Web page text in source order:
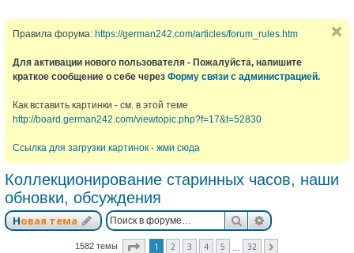
Правила форума: https://german242.com/articles/forum_rules.htm
Для активации нового пользователя - Пожалуйста, напишите
краткое сообщение о себе через Форму связи с администрацией.
Как вставить картинки - см. в этой теме
http://board.german242.com/viewtopic.php?f=17&t=52830
Ссылка для загрузки картинок - жми сюда
Коллекционирование старинных часов, наши
обновки, обсуждения
Новая тема ПоискРасширенный
1582 темы Страница из
1 2 3 4 5 32